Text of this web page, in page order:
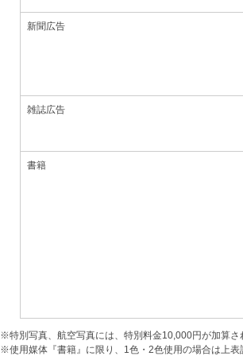
新聞広告
雑誌広告
書籍
※特別写真、航空写真には、特別料金10,000円が加算さ
※使用媒体『書籍』に限り、1色・2色使用の場合は上表